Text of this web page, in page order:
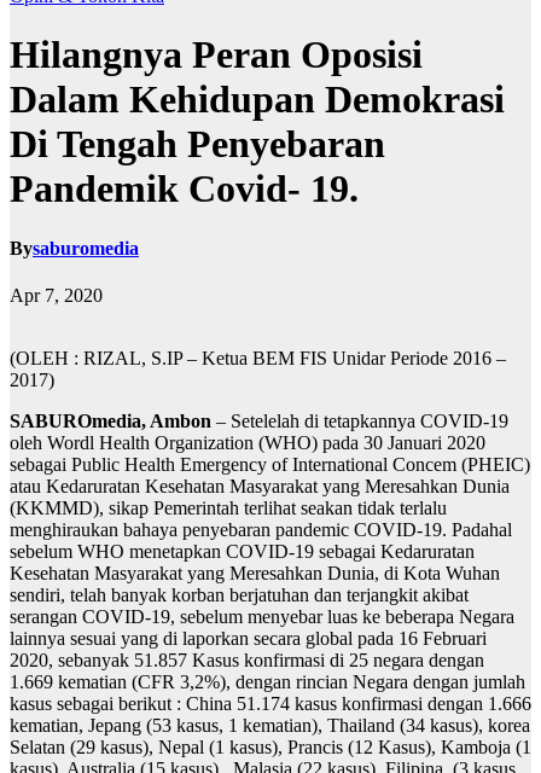
Hilangnya Peran Oposisi
Dalam Kehidupan Demokrasi
Di Tengah Penyebaran
Pandemik Covid- 19.
Bysaburomedia
Apr 7, 2020
(OLEH : RIZAL, S.IP – Ketua BEM FIS Unidar Periode 2016 –
2017)
SABUROmedia, Ambon – Setelelah di tetapkannya COVID-19
oleh Wordl Health Organization (WHO) pada 30 Januari 2020
sebagai Public Health Emergency of International Concem (PHEIC)
atau Kedaruratan Kesehatan Masyarakat yang Meresahkan Dunia
(KKMMD), sikap Pemerintah terlihat seakan tidak terlalu
menghiraukan bahaya penyebaran pandemic COVID-19. Padahal
sebelum WHO menetapkan COVID-19 sebagai Kedaruratan
Kesehatan Masyarakat yang Meresahkan Dunia, di Kota Wuhan
sendiri, telah banyak korban berjatuhan dan terjangkit akibat
serangan COVID-19, sebelum menyebar luas ke beberapa Negara
lainnya sesuai yang di laporkan secara global pada 16 Februari
2020, sebanyak 51.857 Kasus konfirmasi di 25 negara dengan
1.669 kematian (CFR 3,2%), dengan rincian Negara dengan jumlah
kasus sebagai berikut : China 51.174 kasus konfirmasi dengan 1.666
kematian, Jepang (53 kasus, 1 kematian), Thailand (34 kasus), korea
Selatan (29 kasus), Nepal (1 kasus), Prancis (12 Kasus), Kamboja (1
kasus), Australia (15 kasus), Malasia (22 kasus), Filipina, (3 kasus,